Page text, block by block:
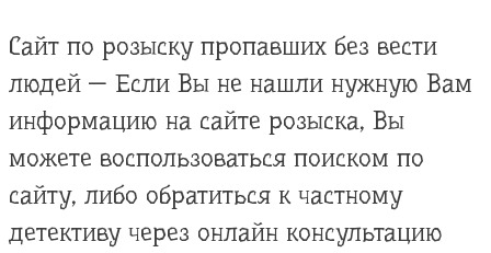
Сайт по розыску пропавших без вести
людей — Если Вы не нашли нужную Вам
информацию на сайте розыска, Вы
можете воспользоваться поиском по
сайту, либо обратиться к частному
детективу через онлайн консультацию